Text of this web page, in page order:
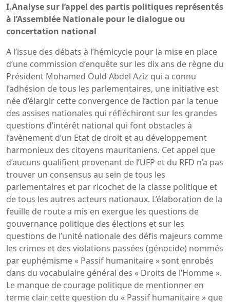
I.Analyse sur l’appel des partis politiques représentés
à l’Assemblée Nationale pour le dialogue ou
concertation national
A l’issue des débats à l’hémicycle pour la mise en place
d’une commission d’enquête sur les dix ans de règne du
Président Mohamed Ould Abdel Aziz qui a connu
l’adhésion de tous les parlementaires, une initiative est
née d’élargir cette convergence de l’action par la tenue
des assises nationales qui réfléchiront sur les grandes
questions d’intérêt national qui font obstacles à
l’avènement d’un Etat de droit et au développement
harmonieux des citoyens mauritaniens. Cet appel que
d’aucuns qualifient provenant de l’UFP et du RFD n’a pas
trouver un consensus au sein de tous les
parlementaires et par ricochet de la classe politique et
de tous les autres acteurs nationaux. L’élaboration de la
feuille de route a mis en exergue les questions de
gouvernance politique des élections et sur les
questions de l’unité nationale des défis majeurs comme
les crimes et des violations passées (génocide) nommés
par euphémisme « Passif humanitaire » sont enrobés
dans du vocabulaire général des « Droits de l’Homme ».
Le manque de courage politique de mentionner en
terme clair cette question du « Passif humanitaire » que